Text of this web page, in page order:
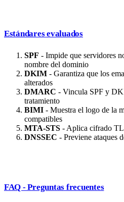
Estándares evaluados
SPF - Impide que servidores
nombre del dominio
DKIM - Garantiza que los
alterados
DMARC - Vincula SPF y
tratamiento
BIMI - Muestra el logo de la
compatibles
MTA-STS - Aplica cifrado
DNSSEC - Previene ataques
FAQ - Preguntas frecuentes